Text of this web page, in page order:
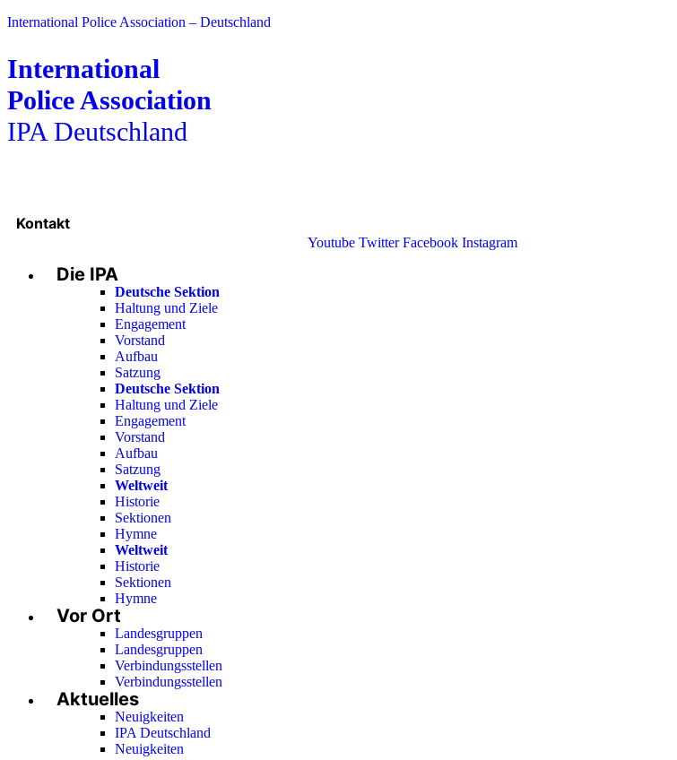
International Police Association – Deutschland
International
Police Association
IPA Deutschland
Kontakt
Youtube Twitter Facebook Instagram
Die IPA
Deutsche Sektion
Haltung und Ziele
Engagement
Vorstand
Aufbau
Satzung
Deutsche Sektion
Haltung und Ziele
Engagement
Vorstand
Aufbau
Satzung
Weltweit
Historie
Sektionen
Hymne
Weltweit
Historie
Sektionen
Hymne
Vor Ort
Landesgruppen
Landesgruppen
Verbindungsstellen
Verbindungsstellen
Aktuelles
Neuigkeiten
IPA Deutschland
Neuigkeiten